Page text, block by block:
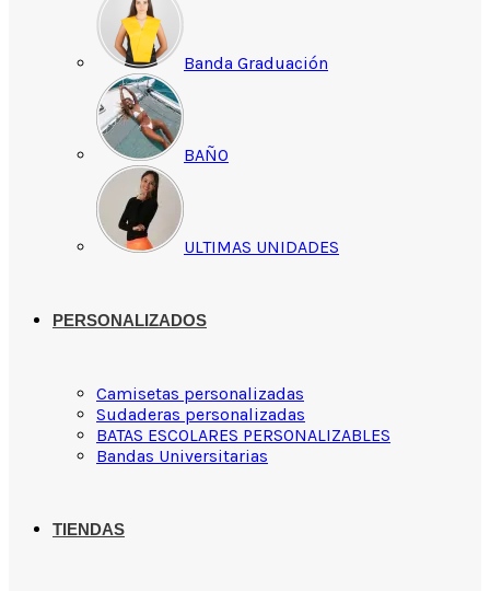
Banda Graduación
BAÑO
ULTIMAS UNIDADES
PERSONALIZADOS
Camisetas personalizadas
Sudaderas personalizadas
BATAS ESCOLARES PERSONALIZABLES
Bandas Universitarias
TIENDAS